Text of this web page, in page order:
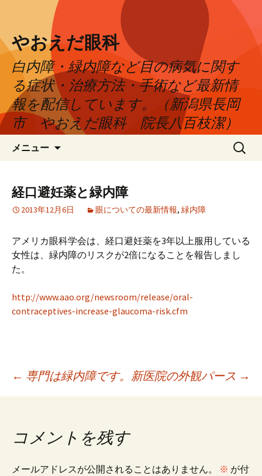
やおえだ眼科
白内障・緑内障など目の病気に関す
る症状・治療方法・手術など最新情
報を配信しています。（新潟県長岡
市 やおえだ眼科 院長八百枝潔）
メニュー
ン
ツ
へ
キ
ッ
検
索:
経口避妊薬と緑内障
2013年12月6日 眼についての最新情報, 緑内障
アメリカ眼科学会は、経口避妊薬を3年以上服用している
女性は、緑内障のリスクが2倍になることを報告しまし
た。
http://www.aao.org/newsroom/release/oral-
contraceptives-increase-glaucoma-risk.cfm
投
ナ
← 専門は緑内障です。 新医院の外観パース →
コメントを残す
メールアドレスが公開されることはありません。 ※ が付